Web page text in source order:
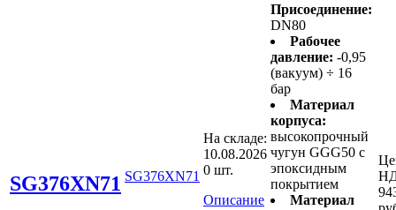
SG376XN71 SG376XN71
На складе:
10.08.2026
0 шт.
Описание
Присоединение:
DN80
Рабочее
давление: -0,95
(вакуум) ÷ 16
бар
Материал
корпуса:
высокопрочный
чугун GGG50 с
эпоксидным
покрытием
Материал